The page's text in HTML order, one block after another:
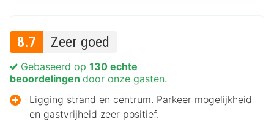
8.7 Zeer goed
Gebaseerd op 130 echte
beoordelingen door onze gasten.
Ligging strand en centrum. Parkeer mogelijkheid
en gastvrijheid zeer positief.